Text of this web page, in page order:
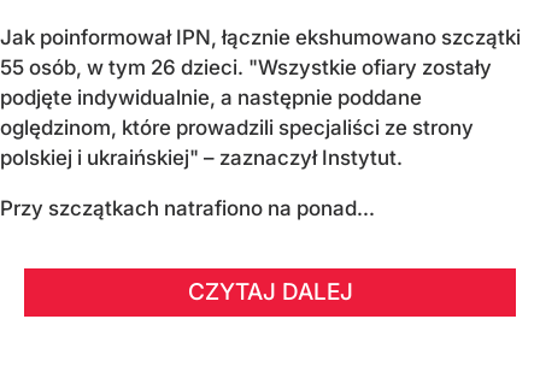
Jak poinformował IPN, łącznie ekshumowano szczątki
55 osób, w tym 26 dzieci. "Wszystkie ofiary zostały
podjęte indywidualnie, a następnie poddane
oględzinom, które prowadzili specjaliści ze strony
polskiej i ukraińskiej" – zaznaczył Instytut.
Przy szczątkach natrafiono na ponad...
CZYTAJ DALEJ